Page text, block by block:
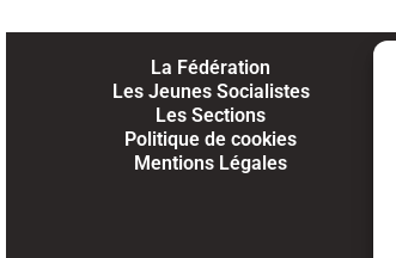
La Fédération
Les Jeunes Socialistes
Les Sections
Politique de cookies
Mentions Légales